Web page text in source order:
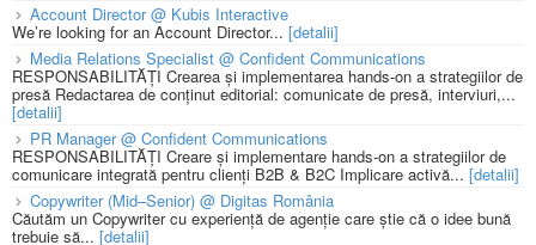
Account Director @ Kubis Interactive
We’re looking for an Account Director... [detalii]
Media Relations Specialist @ Confident Communications
RESPONSABILITĂȚI Crearea și implementarea hands-on a strategiilor de
presă Redactarea de conținut editorial: comunicate de presă, interviuri,...
[detalii]
PR Manager @ Confident Communications
RESPONSABILITĂȚI Creare și implementare hands-on a strategiilor de
comunicare integrată pentru clienți B2B & B2C Implicare activă... [detalii]
Copywriter (Mid–Senior) @ Digitas România
Căutăm un Copywriter cu experiență de agenție care știe că o idee bună
trebuie să... [detalii]